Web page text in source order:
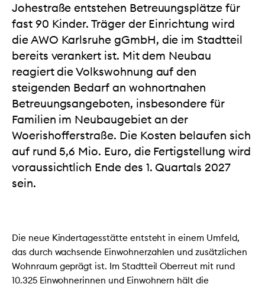
Johestraße entstehen Betreuungsplätze für
fast 90 Kinder. Träger der Einrichtung wird
die AWO Karlsruhe gGmbH, die im Stadtteil
bereits verankert ist. Mit dem Neubau
reagiert die Volkswohnung auf den
steigenden Bedarf an wohnortnahen
Betreuungsangeboten, insbesondere für
Familien im Neubaugebiet an der
Woerishofferstraße. Die Kosten belaufen sich
auf rund 5,6 Mio. Euro, die Fertigstellung wird
voraussichtlich Ende des 1. Quartals 2027
sein.
Die neue Kindertagesstätte entsteht in einem Umfeld,
das durch wachsende Einwohnerzahlen und zusätzlichen
Wohnraum geprägt ist. Im Stadtteil Oberreut mit rund
10.325 Einwohnerinnen und Einwohnern hält die